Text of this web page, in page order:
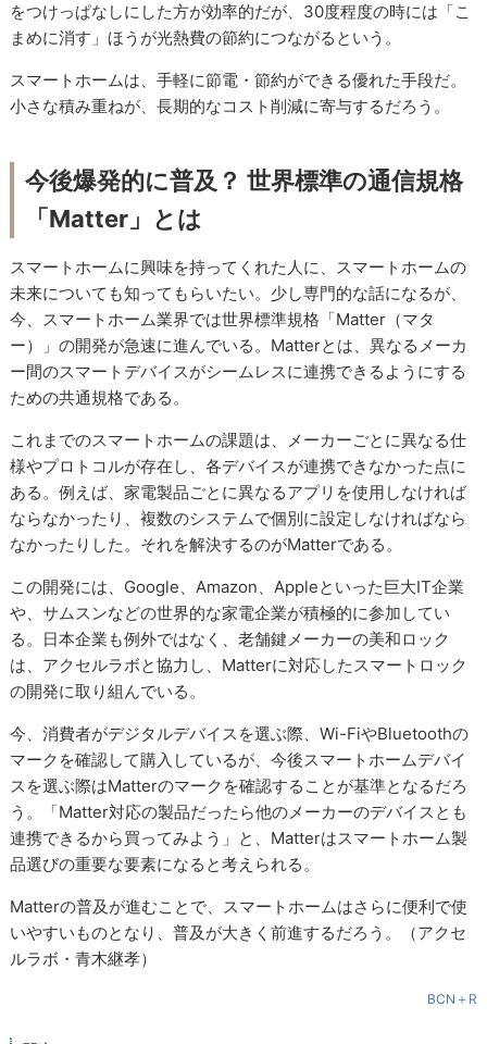
をつけっぱなしにした方が効率的だが、30度程度の時には「こ
まめに消す」ほうが光熱費の節約につながるという。
スマートホームは、手軽に節電・節約ができる優れた手段だ。
小さな積み重ねが、長期的なコスト削減に寄与するだろう。
今後爆発的に普及？ 世界標準の通信規格
「Matter」とは
スマートホームに興味を持ってくれた人に、スマートホームの
未来についても知ってもらいたい。少し専門的な話になるが、
今、スマートホーム業界では世界標準規格「Matter（マタ
ー）」の開発が急速に進んでいる。Matterとは、異なるメーカ
ー間のスマートデバイスがシームレスに連携できるようにする
ための共通規格である。
これまでのスマートホームの課題は、メーカーごとに異なる仕
様やプロトコルが存在し、各デバイスが連携できなかった点に
ある。例えば、家電製品ごとに異なるアプリを使用しなければ
ならなかったり、複数のシステムで個別に設定しなければなら
なかったりした。それを解決するのがMatterである。
この開発には、Google、Amazon、Appleといった巨大IT企業
や、サムスンなどの世界的な家電企業が積極的に参加してい
る。日本企業も例外ではなく、老舗鍵メーカーの美和ロック
は、アクセルラボと協力し、Matterに対応したスマートロック
の開発に取り組んでいる。
今、消費者がデジタルデバイスを選ぶ際、Wi-FiやBluetoothの
マークを確認して購入しているが、今後スマートホームデバイ
スを選ぶ際はMatterのマークを確認することが基準となるだろ
う。「Matter対応の製品だったら他のメーカーのデバイスとも
連携できるから買ってみよう」と、Matterはスマートホーム製
品選びの重要な要素になると考えられる。
Matterの普及が進むことで、スマートホームはさらに便利で使
いやすいものとなり、普及が大きく前進するだろう。（アクセ
ルラボ・青木継孝）
BCN＋R